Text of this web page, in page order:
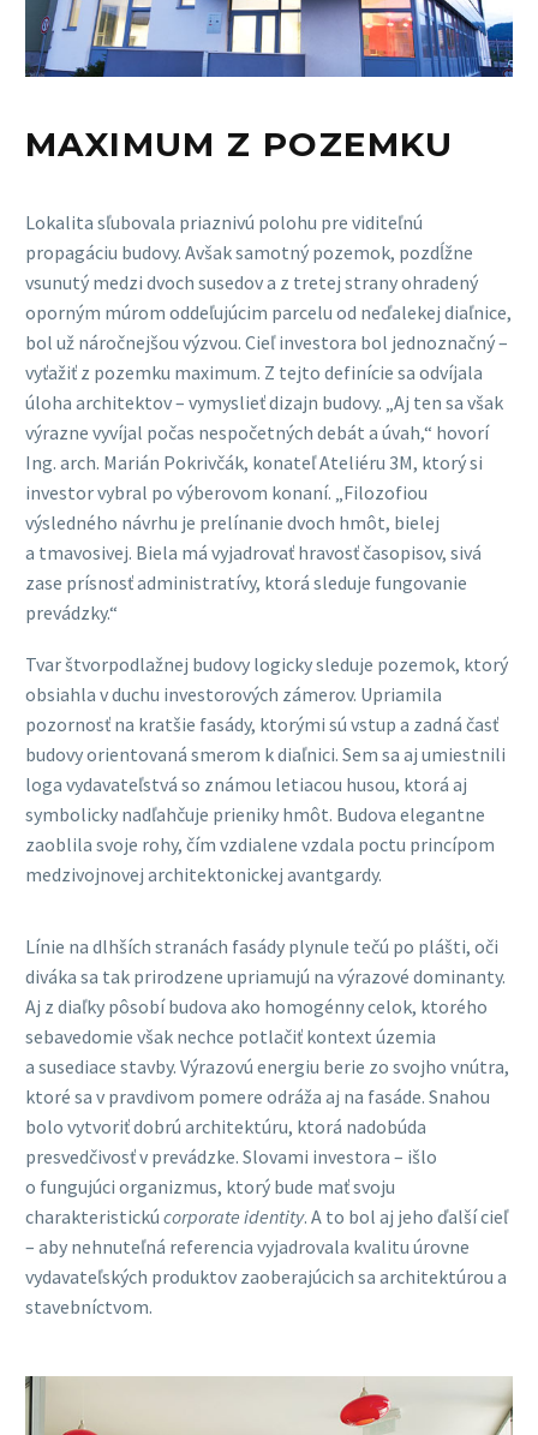
MAXIMUM Z POZEMKU
Lokalita sľubovala priaznivú polohu pre viditeľnú
propagáciu budovy. Avšak samotný pozemok, pozdĺžne
vsunutý medzi dvoch susedov a z tretej strany ohradený
oporným múrom oddeľujúcim parcelu od neďalekej diaľnice,
bol už náročnejšou výzvou. Cieľ investora bol jednoznačný –
vyťažiť z pozemku maximum. Z tejto definície sa odvíjala
úloha architektov – vymyslieť dizajn budovy. „Aj ten sa však
výrazne vyvíjal počas nespočetných debát a úvah,“ hovorí
Ing. arch. Marián Pokrivčák, konateľ Ateliéru 3M, ktorý si
investor vybral po výberovom konaní. „Filozofiou
výsledného návrhu je prelínanie dvoch hmôt, bielej
a tmavosivej. Biela má vyjadrovať hravosť časopisov, sivá
zase prísnosť administratívy, ktorá sleduje fungovanie
prevádzky.“
Tvar štvorpodlažnej budovy logicky sleduje pozemok, ktorý
obsiahla v duchu investorových zámerov. Upriamila
pozornosť na kratšie fasády, ktorými sú vstup a zadná časť
budovy orientovaná smerom k diaľnici. Sem sa aj umiestnili
loga vydavateľstvá so známou letiacou husou, ktorá aj
symbolicky nadľahčuje prieniky hmôt. Budova elegantne
zaoblila svoje rohy, čím vzdialene vzdala poctu princípom
medzivojnovej architektonickej avantgardy.
Línie na dlhších stranách fasády plynule tečú po plášti, oči
diváka sa tak prirodzene upriamujú na výrazové dominanty.
Aj z diaľky pôsobí budova ako homogénny celok, ktorého
sebavedomie však nechce potlačiť kontext územia
a susediace stavby. Výrazovú energiu berie zo svojho vnútra,
ktoré sa v pravdivom pomere odráža aj na fasáde. Snahou
bolo vytvoriť dobrú architektúru, ktorá nadobúda
presvedčivosť v prevádzke. Slovami investora – išlo
o fungujúci organizmus, ktorý bude mať svoju
charakteristickú corporate identity. A to bol aj jeho ďalší cieľ
– aby nehnuteľná referencia vyjadrovala kvalitu úrovne
vydavateľských produktov zaoberajúcich sa architektúrou a
stavebníctvom.